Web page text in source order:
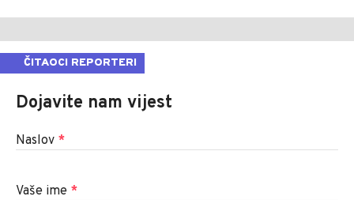
ČITAOCI REPORTERI
Dojavite nam vijest
Naslov *
Vaše ime *